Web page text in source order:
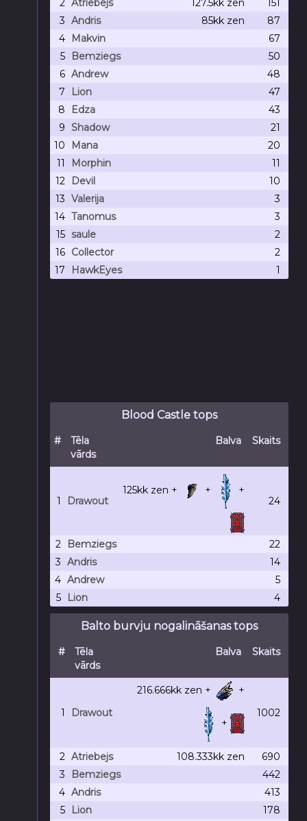
2 Atriebejs 127.5kk zen
151
3 Andris 85kk zen
87
4
Makvin
67
5
Bemziegs
50
6 Andrew
48
7
Lion
47
8
Edza
43
9 Shadow
21
10
Mana
20
11
Morphin
11
12
Devil
10
13 Valerija
3
14 Tanomus
3
15 saule
2
16 Collector
2
17
HawkEyes 1
Blood Castle tops
#
Tēla
vārds
Balva Skaits
1 Drawout
125kk zen + +
+
24
2 Bemziegs
22
3 Andris
14
4 Andrew
5
5
Lion 4
Balto burvju nogalināšanas tops
#
Tēla
vārds
Balva Skaits
1 Drawout
216.666kk zen + +
+
1002
2 Atriebejs 108.333kk zen
690
3
Bemziegs
442
4 Andris
413
5
Lion
178